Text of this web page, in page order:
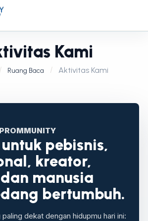
Kami
Ruang Baca Aktivitas Kami
pebisnis,
kreator,
manusia
bertumbuh.
paling dekat dengan hidupmu hari ini: